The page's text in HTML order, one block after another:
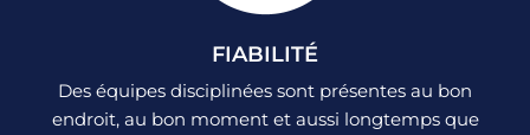
FIABILITÉ
Des équipes disciplinées sont présentes au bon
endroit, au bon moment et aussi longtemps que